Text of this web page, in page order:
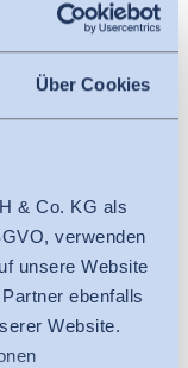
Über Cookies
& Co. KG als
verwenden
unsere Website
ebenfalls
Website.
ab. Mit der neuen
ein standardisiertes,
wie sich…
Standards
Prüfungen,
Lösungen. Als
Marken dabei,
sicher,